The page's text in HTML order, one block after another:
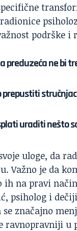
podrške i
preduzeća ne bi
prepustiti
uraditi nešto
uloge, da
Važno je da
na pravi
psiholog i
značajno
ravnopravniji u